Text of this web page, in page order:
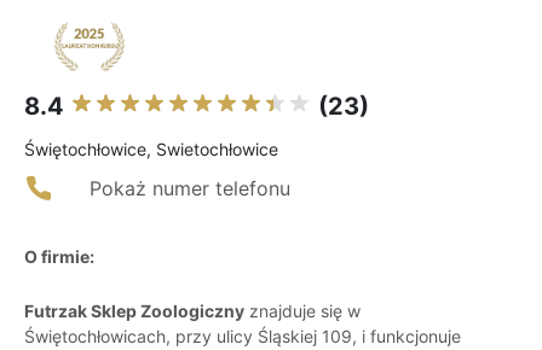
8.4 (23)
Świętochłowice, Swietochłowice
Pokaż numer telefonu
O firmie:
Futrzak Sklep Zoologiczny znajduje się w
Świętochłowicach, przy ulicy Śląskiej 109, i funkcjonuje